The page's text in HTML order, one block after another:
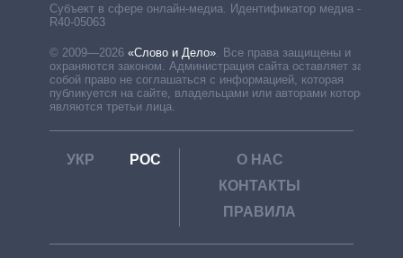
Субъект в сфере онлайн-медиа. Идентификатор медиа –
R40-05063
© 2009—2026 «Слово и Дело»
Все права защищены и
охраняются законом. Администрация сайта оставляет за
собой право не соглашаться с информацией, которая
публикуется на сайте, владельцами или авторами которой
являются третьи лица.
УКР РОС
О НАС
КОНТАКТЫ
ПРАВИЛА